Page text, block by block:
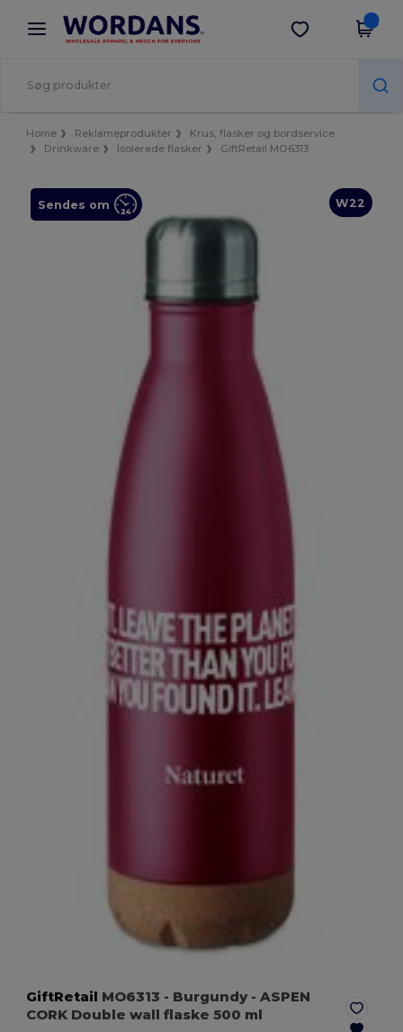
× Wordans-app
Bedre priser i appen!
Hent app
Home Reklameprodukter
Krus, flasker og bordservice
Drinkware
Isolerede flasker GiftRetail MO6313
W22
Sendes om
GiftRetail MO6313 - Burgundy- ASPEN
CORK Double wall flaske 500 ml